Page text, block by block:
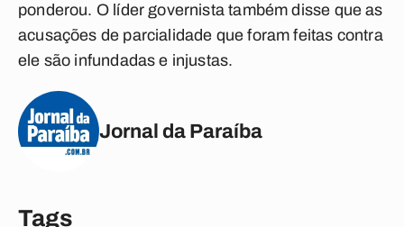
ponderou. O líder governista também disse que as
acusações de parcialidade que foram feitas contra
ele são infundadas e injustas.
Jornal da Paraíba
Tags